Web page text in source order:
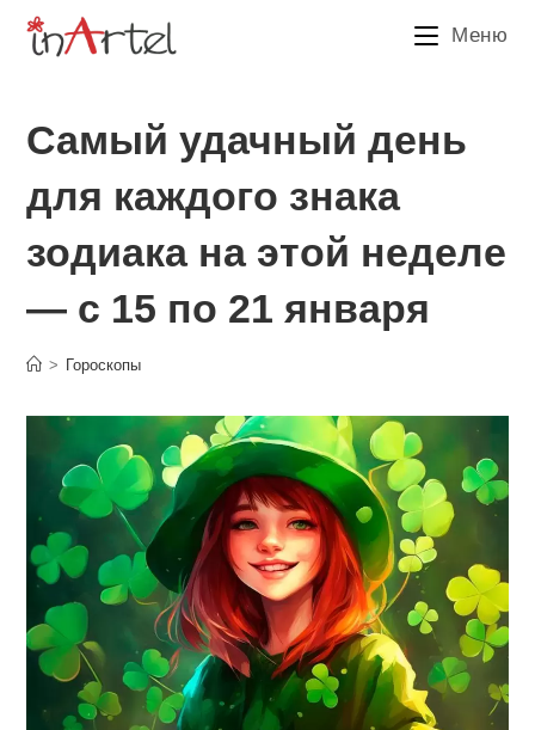
Перейти
Меню
Самый удачный день
для каждого знака
зодиака на этой неделе
— с 15 по 21 января
> Гороскопы